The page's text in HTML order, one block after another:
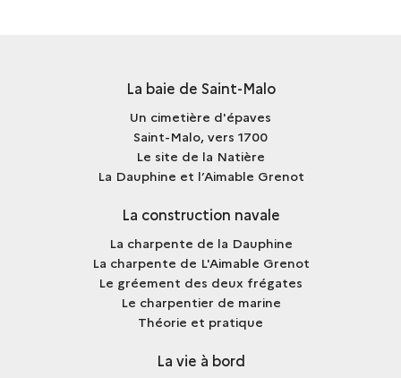
La baie de Saint-Malo
Un cimetière d'épaves
Saint-Malo, vers 1700
Le site de la Natière
La Dauphine et l’Aimable Grenot
La construction navale
La charpente de la Dauphine
La charpente de L'Aimable Grenot
Le gréement des deux frégates
Le charpentier de marine
Théorie et pratique
La vie à bord